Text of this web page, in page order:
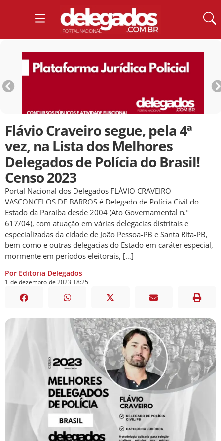
Flávio Craveiro segue, pela 4ª
vez, na Lista dos Melhores
Delegados de Polícia do Brasil!
Censo 2023
Portal Nacional dos Delegados FLÁVIO CRAVEIRO
VASCONCELOS DE BARROS é Delegado de Polícia Civil do
Estado da Paraíba desde 2004 (Ato Governamental n.º
617/04), com atuação em várias delegacias distritais e
especializadas da cidade de João Pessoa-PB e Santa Rita-PB,
bem como e outras delegacias do Estado em caráter especial,
mormente em períodos eleitorais, […]
Por Editoria Delegados
1 de dezembro de 2023 18:25